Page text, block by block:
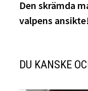
Den skrämda
valpens
DU KANSKE